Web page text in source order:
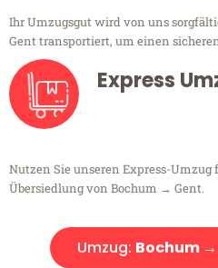
Ihr Umzugsgut wird von uns
Gent transportiert, um einen
Express
Nutzen Sie unseren Express-
Übersiedlung von Bochum → Gent.
Umzug: Bochum